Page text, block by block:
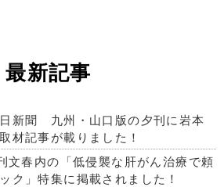
最新記事
新聞 九州・山口版の夕刊に岩本
材記事が載りました！
文春内の「低侵襲な肝がん治療で頼
ク」特集に掲載されました！